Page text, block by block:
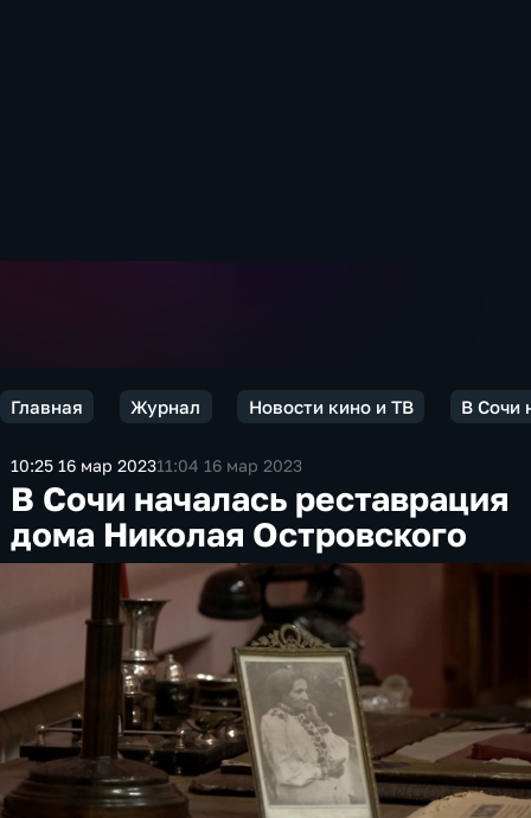
Главная Журнал Новости кино и ТВ В Сочи
10:25 16 мар 202311:04 16 мар 2023
В Сочи началась реставрация
дома Николая Островского